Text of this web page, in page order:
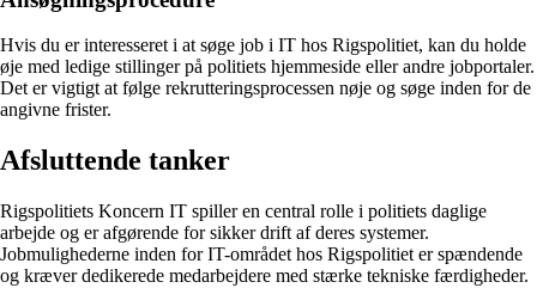
Hvis du er interesseret i at søge job i IT hos Rigspolitiet, kan du holde
øje med ledige stillinger på politiets hjemmeside eller andre jobportaler.
Det er vigtigt at følge rekrutteringsprocessen nøje og søge inden for de
angivne frister.
Afsluttende tanker
Rigspolitiets Koncern IT spiller en central rolle i politiets daglige
arbejde og er afgørende for sikker drift af deres systemer.
Jobmulighederne inden for IT-området hos Rigspolitiet er spændende
og kræver dedikerede medarbejdere med stærke tekniske færdigheder.